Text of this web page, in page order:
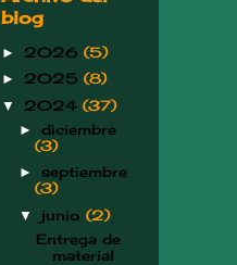
blog
► 2026 (5)
► 2025 (8)
▼ 2024 (37)
► diciembre
(3)
► septiembre
(3)
▼ junio (2)
Entrega de
material